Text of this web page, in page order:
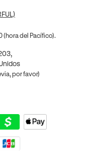
(hora del Pacífico).
por favor)